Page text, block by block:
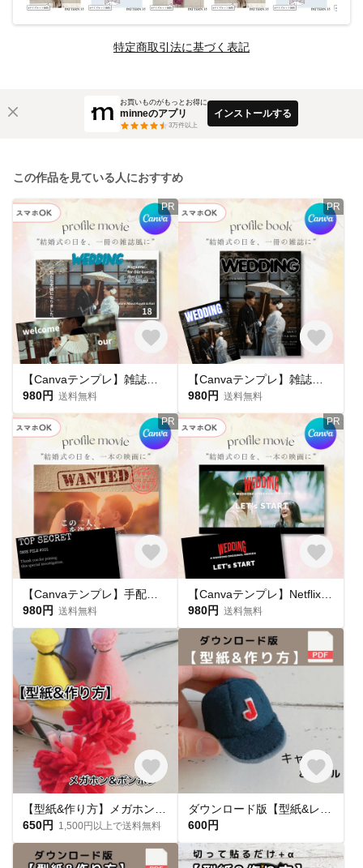
特定商取引法に基づく表記
お買いものがもっとお得に
minneのアプリ
3万件以上
インストールする
この作品を見ている人におすすめ
PR
980円 送料無料
PR
980円 送料無料
PR
980円 送料無料
PR
980円 送料無料
650円
1,500円以上で送料無料
600円